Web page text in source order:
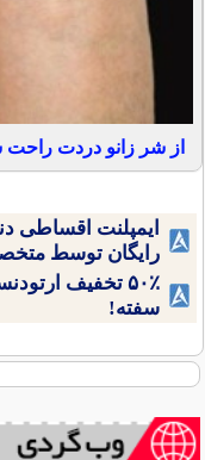
از شر زانو دردت
ایمپلنت اقساطی
رایگان توسط
۵۰٪ تخفیف
سفته!